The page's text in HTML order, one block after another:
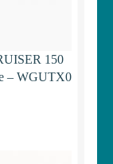
150
– WGUTX0